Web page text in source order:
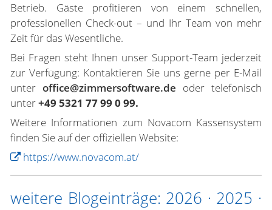
Betrieb. Gäste profitieren von einem schnellen,
professionellen Check-out – und Ihr Team von mehr
Zeit für das Wesentliche.
Bei Fragen steht Ihnen unser Support-Team jederzeit
zur Verfügung: Kontaktieren Sie uns gerne per E-Mail
unter office@zimmersoftware.de oder telefonisch
unter+49 5321 77 99 0 99.
Weitere Informationen zum Novacom Kassensystem
finden Sie auf der offiziellen Website:
https://www.novacom.at/
weitere Blogeinträge: 2026 · 2025 ·